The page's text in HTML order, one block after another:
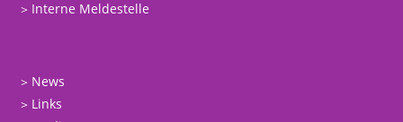
Interne Meldestelle
News
Links